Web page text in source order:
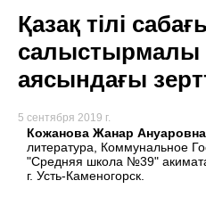
Қазақ тілі
салыстырмалы
аясындағы
5 сентября 2019 г.
Кожанова Жанар Ануаровна
литература, Коммунальное
"Средняя школа №39"
г. Усть-Каменогорск.